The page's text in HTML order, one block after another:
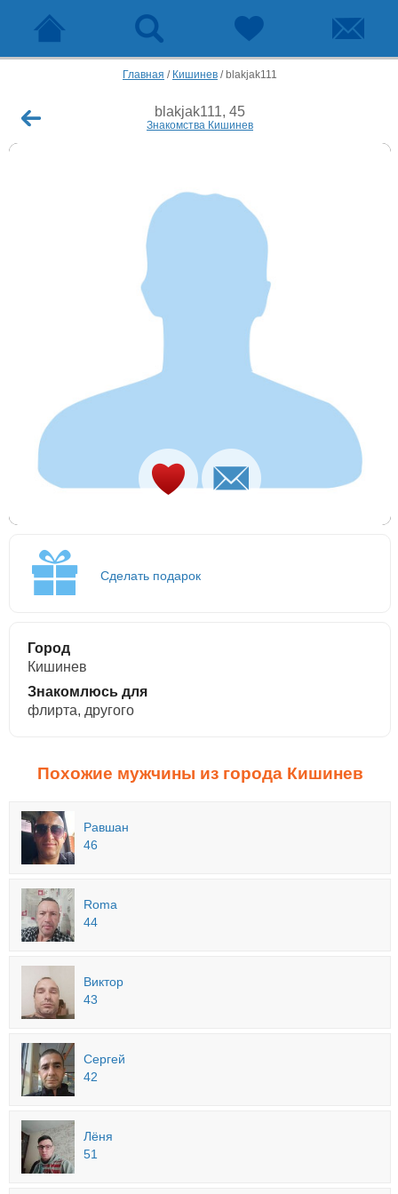
Главная / Кишинев / blakjak111
blakjak111, 45
Знакомства Кишинев
Сделать подарок
Город
Кишинев
Знакомлюсь для
флирта, другого
Похожие мужчины из города Кишинев
Равшан
46
Roma
44
Виктор
43
Сергей
42
Лёня
51